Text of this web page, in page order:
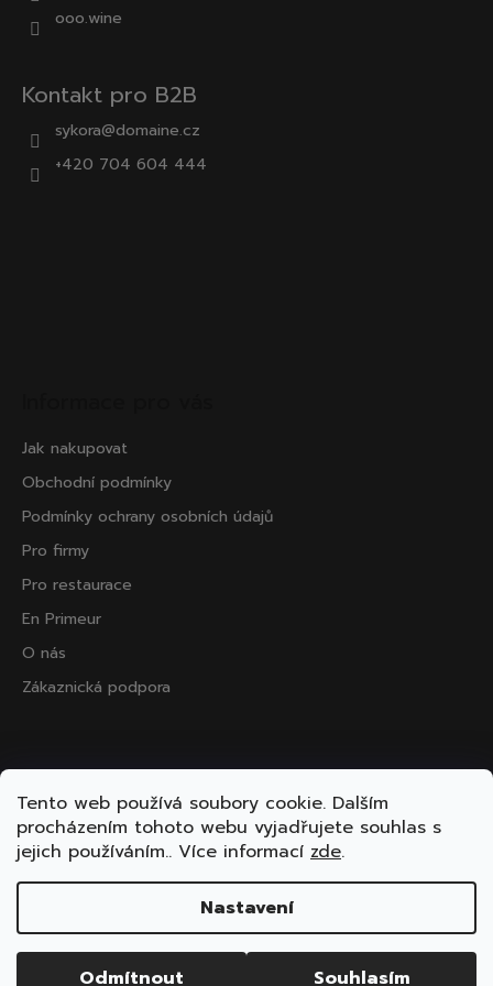
Tento web používá soubory cookie. Dalším
procházením tohoto webu vyjadřujete souhlas s
jejich používáním.. Více informací zde.
Nastavení
Odmítnout Souhlasím
ooo.wine
Kontakt pro B2B
sykora@domaine.cz
+420 704 604 444
Jak nakupovat
Obchodní podmínky
Podmínky ochrany osobních údajů
Pro firmy
Pro restaurace
En Primeur
O nás
Zákaznická podpora
Přijímáme online platby
Copyright 2026ooo.wine. Všechna práva vyhrazena.
Upravit nastavení cookies